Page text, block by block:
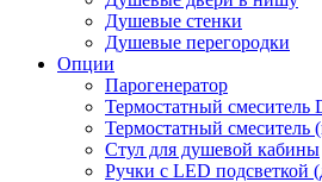
Душевые стенки
Душевые перегородки
Опции
Парогенератор
Термостатный смеситель
Термостатный смеситель
Стул для душевой кабины
Ручки с LED подсветкой